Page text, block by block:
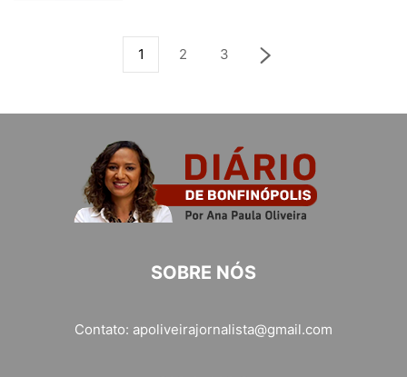
1 2 3
SOBRE NÓS
Contato: apoliveirajornalista@gmail.com